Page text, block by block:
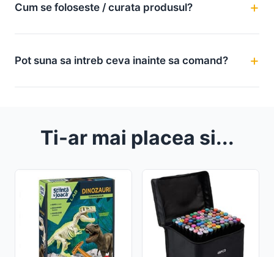
Cum se foloseste / curata produsul?
Pot suna sa intreb ceva inainte sa comand?
Ti-ar mai placea si...